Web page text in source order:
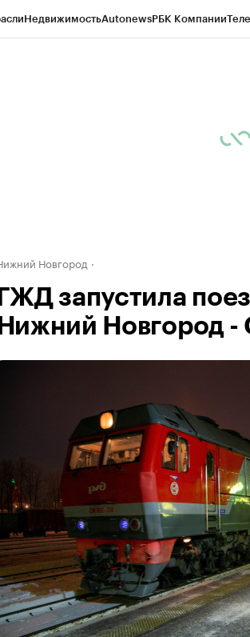
НедвижимостьAutonewsРБК Компании
Новгород
ГЖД запустила
Нижний Новгород -